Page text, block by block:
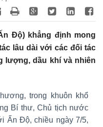
Độ) khẳng định mong
lâu dài với các đối tác
lượng, dầu khí và nhiên
trong khuôn khổ
Bí thư, Chủ tịch nước
Ấn Độ, chiều ngày 7/5,